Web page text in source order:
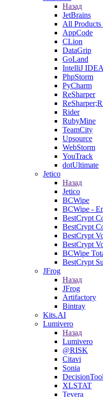
Назад
JetBrains
All Products
AppCode
CLion
DataGrip
GoLand
IntelliJ IDEA
PhpStorm
PyCharm
ReSharper
Rider
RubyMine
TeamCity
Upsource
WebStorm
YouTrack
dotUltimate
Jetico
Назад
Jetico
BCWipe
BCWipe -
BestCrypt
BestCrypt
BestCrypt
BestCrypt
BCWipe
BestCrypt
JFrog
Назад
JFrog
Artifactory
Bintray
Kits.AI
Lumivero
Назад
Lumivero
@RISK
Citavi
Sonia
XLSTAT
Tevera